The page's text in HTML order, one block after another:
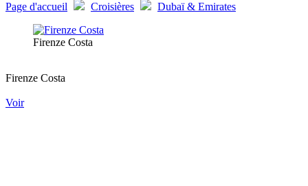
Page d'accueil Croisières Dubaï & Emirates
Firenze Costa
Firenze Costa
Voir